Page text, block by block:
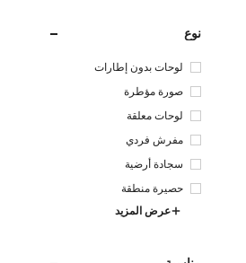
نوع
لوحات بدون إطارات
صورة مؤطرة
لوحات معلقة
مفرش فردي
سجادة أرضية
حصيرة منطقة
عرض المزيد